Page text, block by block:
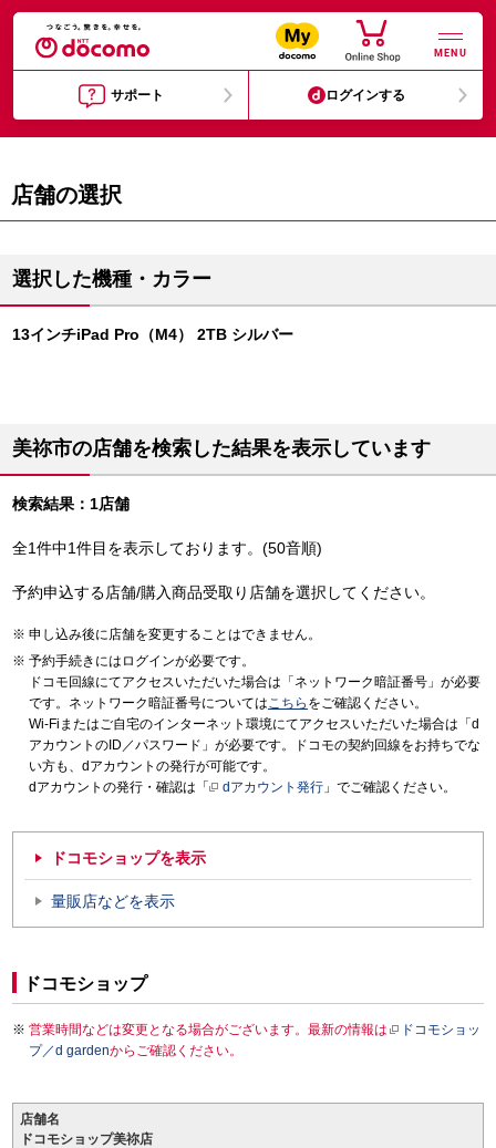
MENU
サポート ログインする
店舗の選択
選択した機種・カラー
13インチiPad Pro（M4） 2TB シルバー
美祢市の店舗を検索した結果を表示しています
検索結果：1店舗
全1件中1件目を表示しております。(50音順)
予約申込する店舗/購入商品受取り店舗を選択してください。
申し込み後に店舗を変更することはできません。
予約手続きにはログインが必要です。
ドコモ回線にてアクセスいただいた場合は「ネットワーク暗証番号」が必要
です。ネットワーク暗証番号についてはこちら をご確認ください。
Wi-Fiまたはご自宅のインターネット環境にてアクセスいただいた場合は「d
アカウントのID／パスワード」が必要です。ドコモの契約回線をお持ちでな
い方も、dアカウントの発行が可能です。
dアカウントの発行・確認は「
dアカウント発行 」でご確認ください。
ドコモショップを表示
量販店などを表示
ドコモショップ
営業時間などは変更となる場合がございます。最新の情報は
ドコモショッ
プ／d gardenからご確認ください。
店舗名
ドコモショップ美祢店